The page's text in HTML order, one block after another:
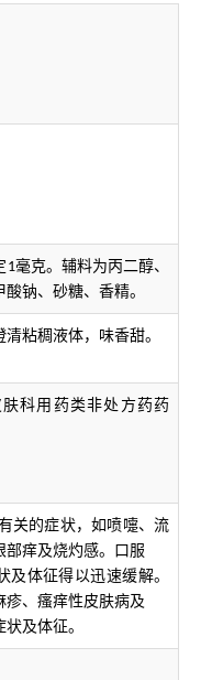
1毫克。辅料为丙二醇、
钠、砂糖、香精。
粘稠液体，味香甜。
科用药类非处方药药
关的症状，如喷嚏、流
部痒及烧灼感。口服
及体征得以迅速缓解。
疹、瘙痒性皮肤病及
及体征。